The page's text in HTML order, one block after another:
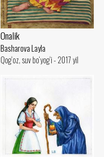
Onalik
Basharova Layla
Qog‘oz, suv bo‘yog‘i - 2017 yil